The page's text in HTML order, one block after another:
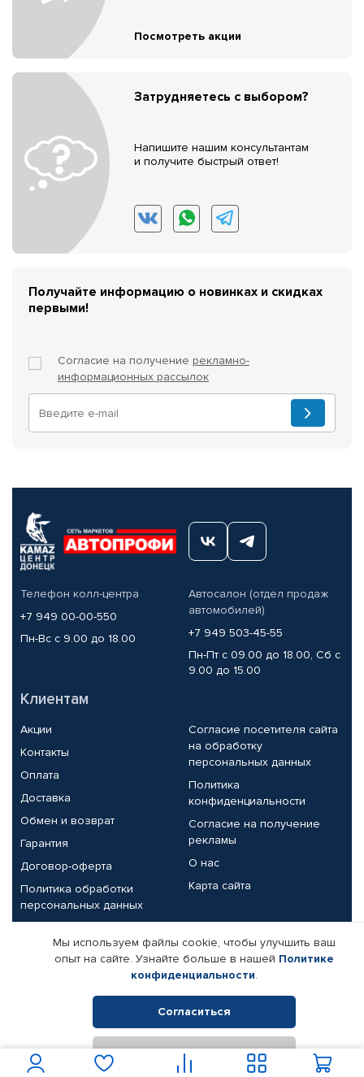
Посмотреть акции
Затрудняетесь с выбором?
Напишите нашим консультантам
и получите быстрый ответ!
Получайте информацию о новинках и скидках
первыми!
Согласие на получение рекламно-
информационных рассылок
Телефон колл-центра
+7 949 00-00-550
Пн-Вс с 9.00 до 18.00
Автосалон (отдел продаж
автомобилей)
+7 949 503-45-55
Пн-Пт с 09.00 до 18.00, Сб с
9.00 до 15.00
Клиентам
Акции
Контакты
Оплата
Доставка
Обмен и возврат
Гарантия
Договор-оферта
Политика обработки
персональных данных
Согласие посетителя сайта
на обработку
персональных данных
Политика
конфиденциальности
Согласие на получение
рекламы
О нас
Карта сайта
Партнерам
Корпоративным клиентам
Поставщикам
Реквизиты компании
© КАМАЗ ЦЕНТР ДОНЕЦК, 2015-2026. Все права защищены.
Интернет-магазин автомобильных товаров Автопрофи.
Мы используем файлы cookie, чтобы улучшить ваш
опыт на сайте. Узнайте больше в нашей Политике
конфиденциальности.
Согласиться
Отклонить